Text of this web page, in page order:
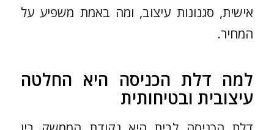
אישית, סגנונות עיצוב, ומה באמת משפיע על
המחיר.
למה דלת הכניסה היא החלטה
עיצובית ובטיחותית